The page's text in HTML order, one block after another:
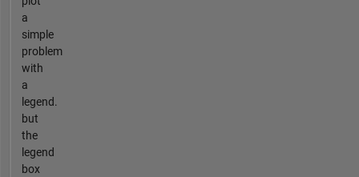
a
simple
problem
with
a
legend.
but
the
legend
box